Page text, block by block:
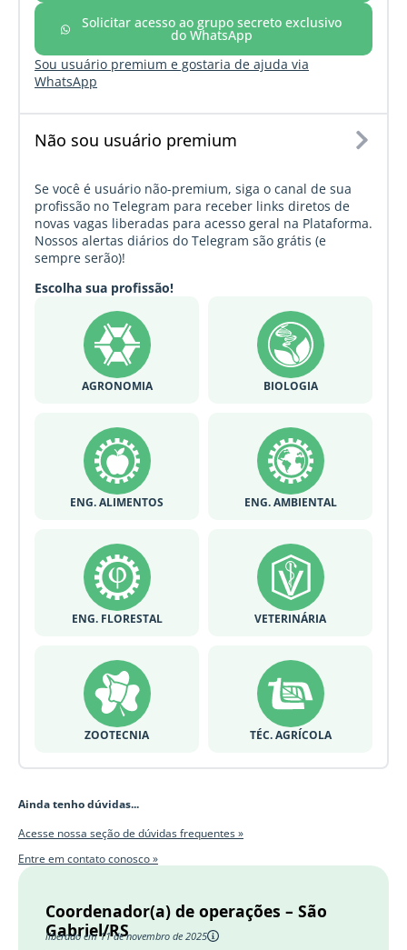
Solicitar acesso ao grupo secreto exclusivo
do WhatsApp
Sou usuário premium e gostaria de ajuda via
WhatsApp
Não sou usuário premium
Se você é usuário não-premium, siga o canal de sua
profissão no Telegram para receber links diretos de
novas vagas liberadas para acesso geral na Plataforma.
Nossos alertas diários do Telegram são grátis (e
sempre serão)!
Escolha sua profissão!
AGRONOMIA BIOLOGIA
ENG. ALIMENTOS ENG. AMBIENTAL
ENG. FLORESTAL VETERINÁRIA
ZOOTECNIA TÉC. AGRÍCOLA
Ainda tenho dúvidas...
Acesse nossa seção de dúvidas frequentes »
Entre em contato conosco »
Coordenador(a) de operações – São
Gabriel/RS
liberado em 11 de novembro de 2025